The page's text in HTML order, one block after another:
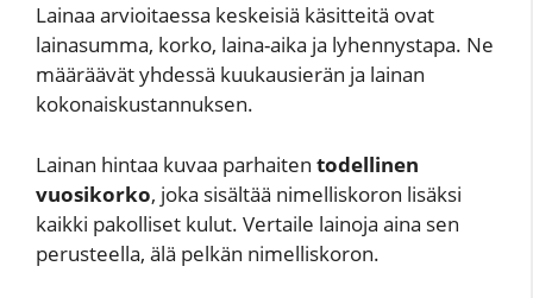
Lainaa arvioitaessa keskeisiä käsitteitä ovat
lainasumma, korko, laina-aika ja lyhennystapa. Ne
määräävät yhdessä kuukausierän ja lainan
kokonaiskustannuksen.
Lainan hintaa kuvaa parhaiten todellinen
vuosikorko, joka sisältää nimelliskoron lisäksi
kaikki pakolliset kulut. Vertaile lainoja aina sen
perusteella, älä pelkän nimelliskoron.